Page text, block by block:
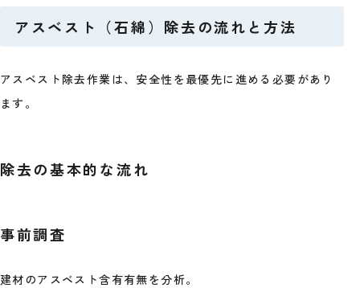
アスベスト（石綿）除去の流れと方法
アスベスト除去作業は、安全性を最優先に進める必要があり
ます。
除去の基本的な流れ
事前調査
建材のアスベスト含有有無を分析。